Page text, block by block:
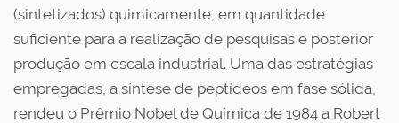
(sintetizados) quimicamente, em quantidade
suficiente para a realização de pesquisas e posterior
produção em escala industrial. Uma das estratégias
empregadas, a síntese de peptídeos em fase sólida,
rendeu o Prêmio Nobel de Química de 1984 a Robert